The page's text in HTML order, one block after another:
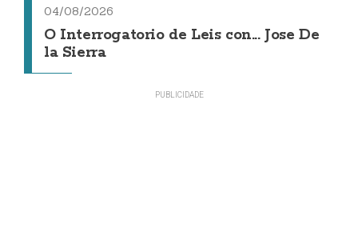
04/08/2026
O Interrogatorio de Leis con... Jose De
la Sierra